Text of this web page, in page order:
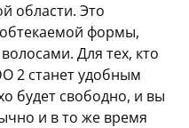
области. Это
формы,
Для тех, кто
2 станет удобным
будет свободно, и вы
и в то же время